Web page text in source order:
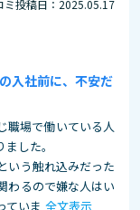
ミ投稿日：2025.05.17
入社前に、不安だ
職場で働いている人
した。
いう触れ込みだった
わるので嫌な人はい
ていま 全文表示